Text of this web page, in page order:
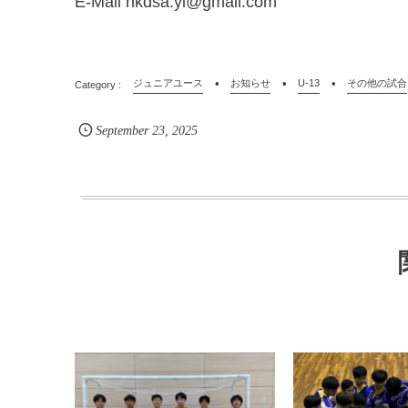
ジュニアユース お知らせ U-13 その他の試合
September 23 ,2025